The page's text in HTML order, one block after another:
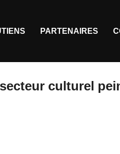
PARTENAIRES
culturel